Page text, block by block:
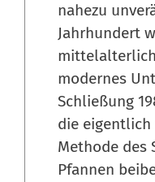
nahezu
Jahrhundert
modernes
Schließung
die
Methode des
Pfannen